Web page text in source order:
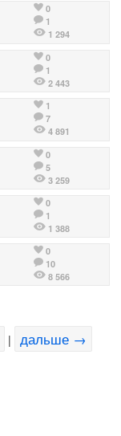
0
1
1 294
0
1
2 443
1
7
4 891
0
5
3 259
0
1
1 388
0
10
8 566
| дальше →